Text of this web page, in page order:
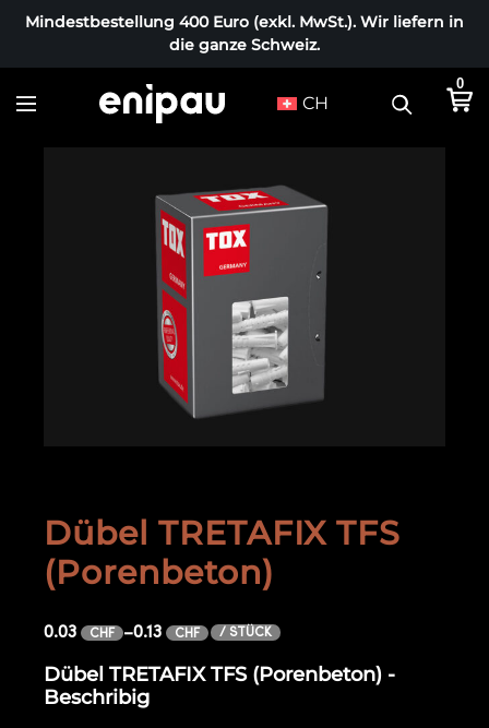
Mindestbestellung 400 Euro (exkl. MwSt.). Wir liefern in
die ganze Schweiz.
CH
0
Dübel TRETAFIX TFS
(Porenbeton)
0.03 CHF –0.13 CHF / STÜCK
Dübel TRETAFIX TFS (Porenbeton) -
Beschribig